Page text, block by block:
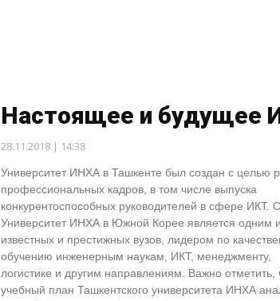
Настоящее и будущее
28.11.2018 | 14:38
Университет ИНХА в Ташкенте был создан с целью
профессиональных кадров, в том числе выпуска
конкурентоспособных руководителей в сфере ИКТ.
Университет ИНХА в Южной Корее является одним
известных и престижных вузов, лидером по
обучению инженерным наукам, ИКТ, менеджменту,
логистике и другим направлениям. Важно отметить,
учебный план Ташкентского университета ИНХА